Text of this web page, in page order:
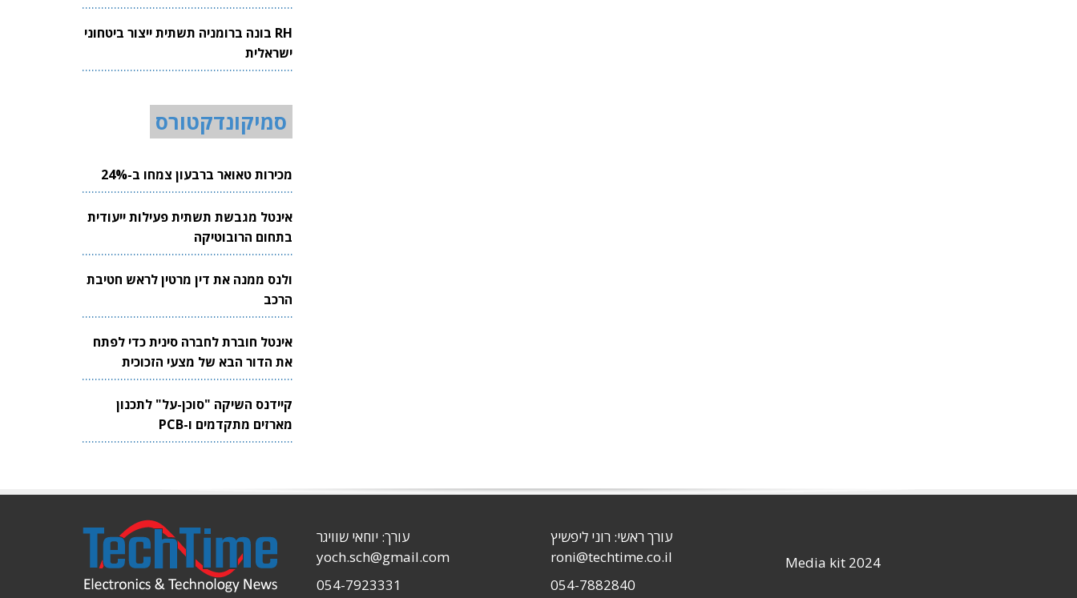
RH בונה ברומניה תשתית ייצור ביטחוני
ישראלית
סמיקונדקטורס
מכירות טאואר ברבעון צמחו ב-24%
אינטל מגבשת תשתית פעילות ייעודית
בתחום הרובוטיקה
ולנס ממנה את דין מרטין לראש חטיבת
הרכב
אינטל חוברת לחברה סינית כדי לפתח
את הדור הבא של מצעי הזכוכית
לשבבים
קיידנס השיקה "סוכן-על" לתכנון
מארזים מתקדמים ו-PCB
Media kit 2024
עורך ראשי: רוני ליפשיץ
roni@techtime.co.il
054-7882840
עורך: יוחאי שוויגר
yoch.sch@gmail.com
054-7923331